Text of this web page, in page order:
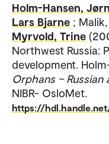
Holm-Hansen, Jørn
Lars Bjarne ;
Myrvold, Trine
Northwest Russia:
development.
Orphans –
NIBR- OsloMet.
https://